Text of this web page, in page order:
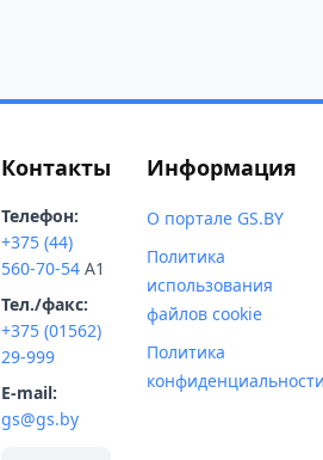
Контакты
Телефон:
+375 (44)
560-70-54 A1
Тел./факс:
+375 (01562)
29-999
E-mail:
gs@gs.by
Информация
О портале GS.BY
Политика
использования
файлов cookie
Политика